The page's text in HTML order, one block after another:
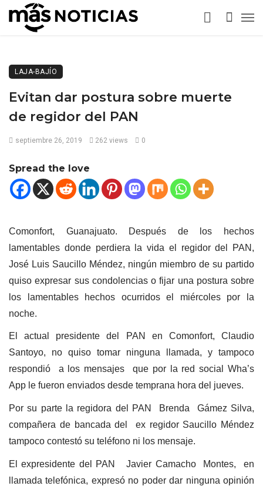
LAJA-BAJÍO
Evitan dar postura sobre muerte
de regidor del PAN
septiembre 26, 2019 262 views 0
Spread the love
Comonfort, Guanajuato. Después de los hechos
lamentables donde perdiera la vida el regidor del PAN,
José Luis Saucillo Méndez, ningún miembro de su partido
quiso expresar sus condolencias o fijar una postura sobre
los lamentables hechos ocurridos el miércoles por la
noche.
El actual presidente del PAN en Comonfort, Claudio
Santoyo, no quiso tomar ninguna llamada, y tampoco
respondió
a los mensajes
que por la red social Wha’s
App le fueron enviados desde temprana hora del jueves.
Por su parte la regidora del PAN Brenda
Gámez Silva,
compañera de bancada del
ex regidor Saucillo Méndez
tampoco contestó su teléfono ni los mensaje.
El expresidente del PAN Javier Camacho Montes,
en
llamada telefónica, expresó no poder dar ninguna opinión